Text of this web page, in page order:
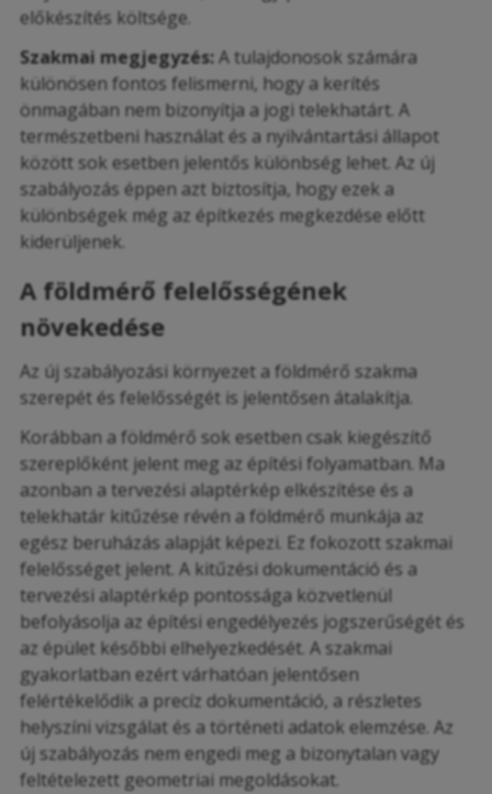
előkészítés költsége.
Szakmai megjegyzés:A tulajdonosok számára
különösen fontos felismerni, hogy a kerítés
önmagában nem bizonyítja a jogi telekhatárt. A
természetbeni használat és a nyilvántartási állapot
között sok esetben jelentős különbség lehet. Az új
szabályozás éppen azt biztosítja, hogy ezek a
különbségek még az építkezés megkezdése előtt
kiderüljenek.
A földmérő felelősségének
növekedése
Az új szabályozási környezet a földmérő szakma
szerepét és felelősségét is jelentősen átalakítja.
Korábban a földmérő sok esetben csak kiegészítő
szereplőként jelent meg az építési folyamatban. Ma
azonban a tervezési alaptérkép elkészítése és a
telekhatár kitűzése révén a földmérő munkája az
egész beruházás alapját képezi. Ez fokozott szakmai
felelősséget jelent. A kitűzési dokumentáció és a
tervezési alaptérkép pontossága közvetlenül
befolyásolja az építési engedélyezés jogszerűségét és
az épület későbbi elhelyezkedését. A szakmai
gyakorlatban ezért várhatóan jelentősen
felértékelődik a precíz dokumentáció, a részletes
helyszíni vizsgálat és a történeti adatok elemzése. Az
új szabályozás nem engedi meg a bizonytalan vagy
feltételezett geometriai megoldásokat.